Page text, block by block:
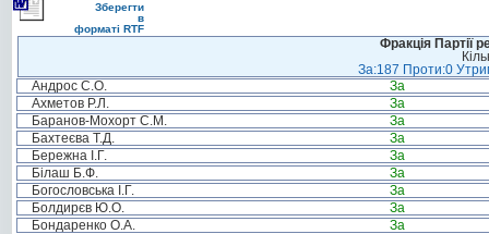
Зберегти
в
форматі RTF
Фракція Партії
За:187 Проти:0
Андрос С.О.
За
Ахметов Р.Л.
За
Баранов-Мохорт С.М.
За
Бахтеєва Т.Д.
За
Бережна І.Г.
За
Білаш Б.Ф.
За
Богословська І.Г.
За
Болдирєв Ю.О.
За
Бондаренко О.А.
За